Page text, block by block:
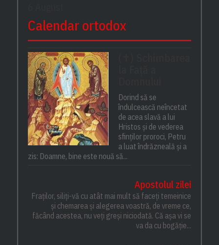
Calendar ortodox
Dorind să se
îndulcească neîncetat
de acea slavă a lui
Hristos și de vederea
sfinților proroci, Petru
a luat îndrăzneală și a
zis: Doamne, bine este nouă să...
Apostolul zilei
Fraților, siliți-vă cu atât mai mult să faceți temeinice
și chemarea și alegerea voastră, de vreme ce,
făcând acestea, nu veți greși niciodată. Că așa vi se
va da cu bogăție...